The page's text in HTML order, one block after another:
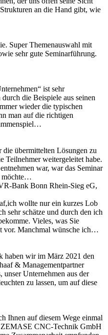
an die Hand gibt, wie
Super Themenauswahl mit
sehr gute Seminarführung.
ist sehr
die Beispiele aus seinen
wieder die typischen
man auf die richtigen
übermittelten Lösungen zu
Teilnehmer weitergeleitet habe.
war, war das Seminar
möchte…
Bank Bonn Rhein-Sieg eG,
wollte nur ein kurzes Lob
sehr schätze und durch den ich
Vieles, was Sie
vor. Manchmal wünsche ich…
haben wir im März 2021 den
& Managementpartner
Unternehmen aus der
zu lassen, um auf diese
Ihnen auf diesem Wege einmal
ZEMASE CNC-Technik GmbH